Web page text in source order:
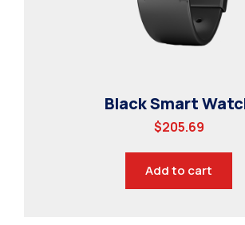
Black Smart
$205.69
Add to cart